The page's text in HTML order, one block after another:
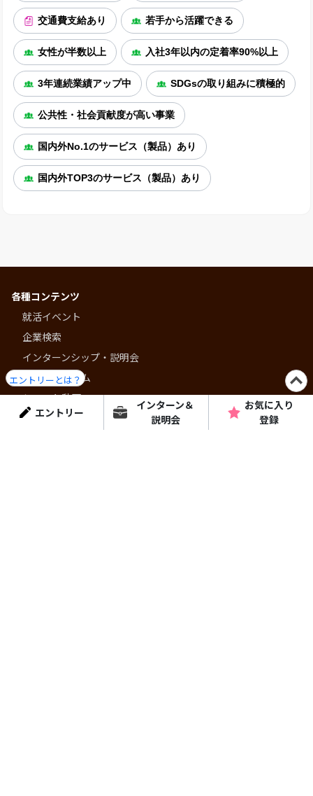
交通費支給あり 若手から活躍できる
女性が半数以上 入社3年以内の定着率90%以上
3年連続業績アップ中 SDGsの取り組みに積極的
公共性・社会貢献度が高い事業
国内外No.1のサービス（製品）あり
国内外TOP3のサービス（製品）あり
エントリー
エントリーとは？
インターン＆
説明会
お気に入り
登録
各種コンテンツ
就活イベント
企業検索
インターンシップ・説明会
就活プログラム
ショート動画
コラム・特集